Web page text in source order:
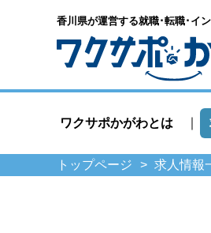
香川県が運営する就職･転職･ イ
ワクサポかがわとは
トップページ 求人情報